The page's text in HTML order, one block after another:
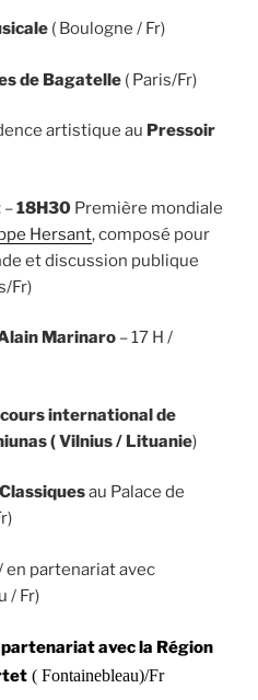
( Boulogne / Fr)
de Bagatelle ( Paris/Fr)
artistique au Pressoir
–18H30 Première mondiale
Hersant, composé pour
et discussion publique
Fr)
Marinaro – 17 H /
international de
( Vilnius / Lituanie)
au Palace de
en partenariat avec
/ Fr)
avec la Région
( Fontainebleau)/Fr